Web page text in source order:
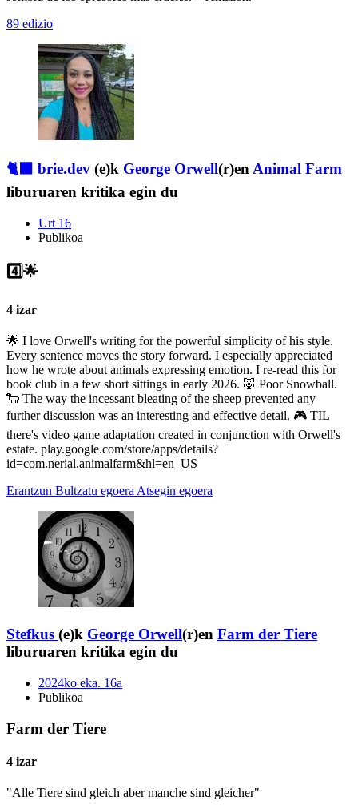
89 edizio
🐈‍⬛ brie.dev (e)k George Orwell(r)enAnimal Farm
liburuaren kritika egin du
Urt 16
Publikoa
4️⃣🌟
4 izar
🌟 I love Orwell's writing for the powerful simplicity of his style.
Every sentence moves the story forward. I especially appreciated
how he wrote about animals expressing emotion. I re-read this for
book club in a few short sittings in early 2026. 🐷 Poor Snowball.
🐑 The way the incessant bleating of the sheep prevented any
further discussion was an interesting and effective detail. 🎮 TIL
there's video game adaptation created in conjunction with Orwell's
estate. play.google.com/store/apps/details?
id=com.nerial.animalfarm&hl=en_US
Erantzun Bultzatu egoera Atsegin egoera
Stefkus (e)k George Orwell(r)en Farm der Tiere
liburuaren kritika egin du
2024ko eka. 16a
Publikoa
Farm der Tiere
4 izar
"Alle Tiere sind gleich aber manche sind gleicher"